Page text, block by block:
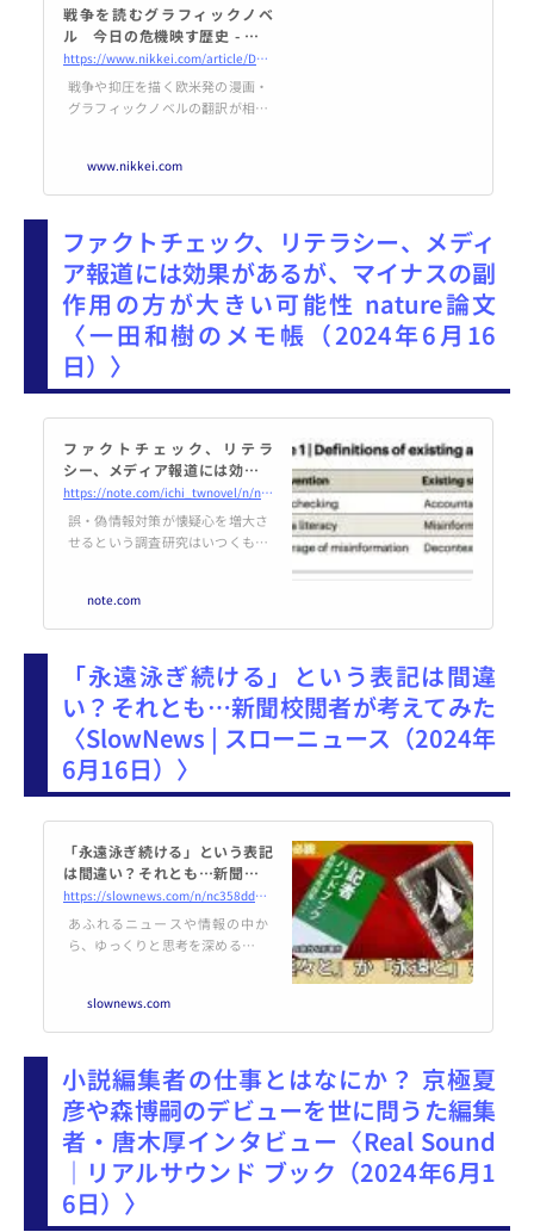
戦争を読むグラフィックノベ
ル 今日の危機映す歴史 - 日本
経済新聞
https://www.nikkei.com/article/DGXZQOUD07CD00X00C24A6000000/
戦争や抑圧を描く欧米発の漫画・
グラフィックノベルの翻訳が相次
て、緊張が高まる今日を照射する
作品が目立つ。「ジャーナリス
話すと、ひどい目にあいます」。
3月に花伝社から刊行された仏
ジャーナリストのヴァンサン・
ドゥフェ、カリム・ルブールによ
るルポルタージュ「エチオピアの
季節」（レオ・トリニダード絵、
石村恵子訳）の
www.nikkei.com
ファクトチェック、リテラシー、メディ
ア報道には効果があるが、マイナスの副
作用の方が大きい可能性 nature論文
〈一田和樹のメモ帳（2024年6月16
日）〉
ファクトチェック、リテラ
シー、メディア報道には効果が
あるが、マイナスの副作用の方
が大きい可能性 nature論文｜
一田和樹のメモ帳
https://note.com/ichi_twnovel/n/n9946fcf4369f
誤・偽情報対策が懐疑心を増大さ
せるという調査研究はいつくもあ
ominent misinformation interve
ntions reduce misperceptions b
Hoes、 Brian Aitken、 Jingwen Z
hang、 Tomasz Gackowski、 Ma
gdalena Wojcieszak、 https://w
ww.nature.com/articles/s41562-
024-01884-x ）は、アメリカ、
ポーランド、
note.com
「永遠泳ぎ続ける」という表記は間違
い？それとも…新聞校閲者が考えてみた
〈SlowNews | スローニュース（2024年
6月16日）〉
「永遠泳ぎ続ける」という表記
は間違い？それとも…新聞校閲
者が考えてみた｜SlowNews |
スローニュース
https://slownews.com/n/nc358dd41619a
あふれるニュースや情報の中か
ら、ゆっくりと思考を深めるヒン
が、選りすぐりの調査報道や、深
く取材したコンテンツをおすすめ
こちら。 僕が言いたいのは永遠
「永遠と見てられる」 「永遠迷子
になった」 それは「延々と」
「延々」の間違いじゃないの？ と
思ってしまいすが、実際にはネッ
トではこうした使われ方があふれ
てい...
slownews.com
小説編集者の仕事とはなにか？ 京極夏
彦や森博嗣のデビューを世に問うた編集
者・唐木厚インタビュー〈Real Sound
｜リアルサウンド ブック（2024年6月1
6日）〉